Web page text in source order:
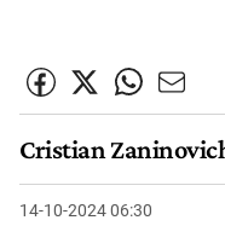
Cristian
14-10-2024 06:30